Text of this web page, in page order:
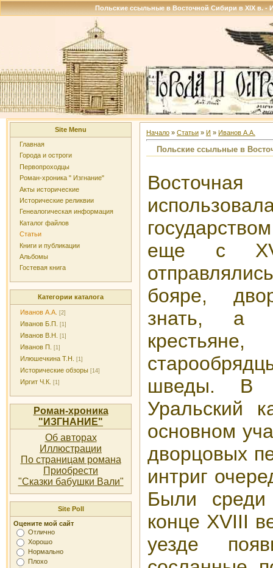
Польские ссыльные в Восточной Сибири в XIX в. -
Site Menu
Главная
Города и остроги
Первопроходцы
Роман-хроника " Изгнание"
Акты исторические
Исторические реликвии
Генеалогическая информация
Каталог файлов
Статьи
Книги и публикации
Альбомы
Гостевая книга
Категории каталога
Иванов А.А. [2]
Иванов Б.П. [1]
Иванов В.Н. [1]
Иванов П. [1]
Илюшечкина Т.Н. [1]
Исторические обзоры [14]
Иргит Ч.К. [1]
Роман-хроника
"ИЗГНАНИЕ"
Об авторах
Иллюстрации
По страницам романа
Приобрести
"Сказки бабушки Вали"
Site Poll
Оцените мой сайт
Отлично
Хорошо
Нормально
Плохо
Начало » Статьи » И » Иванов А.А.
Польские ссыльные в
еще с
бояре,
знать, а
шведы. В
Уральский
основном
дворцовых
интриг
Были
конце XVIII
уезде